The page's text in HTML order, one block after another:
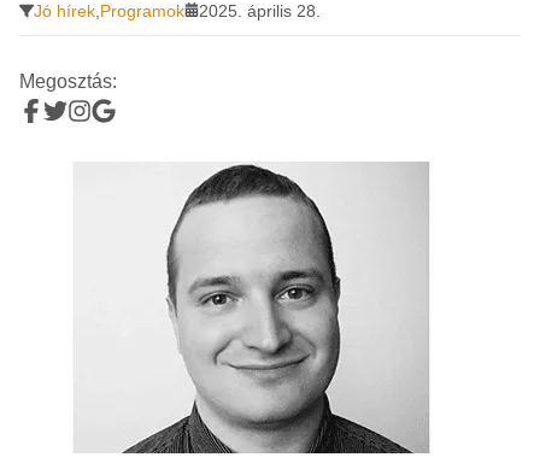
Jó hírek Programok 2025. április 28.
Megosztás: